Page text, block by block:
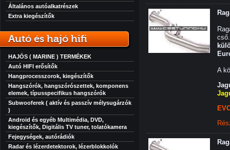
Általános autóalkatrészek
Extra kiegészítők
Autó és hajó hifi
HAJÓS ( MARINE ) TERMÉKEK
Autó HIFI erősítők
Hangprocesszorok, kiegészítők
Hangszórók, hangszórószettek, komponens
elemek, típusspecifikus hangszórók
Subwooferek ( aktív és passzív mélysugárzók
)
Android és egyéb Multimédia, DVD,
kiegészítők, Digitális TV tuner, tolatókamera
Fejegységek, autórádiók
Radar és lézerdetektorok, lézerblokkolók
cső.
A